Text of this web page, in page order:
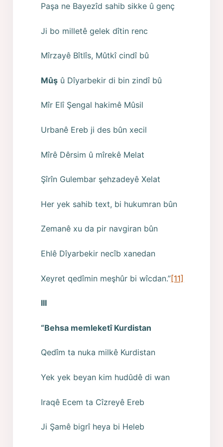
Paşa ne Bayezîd sahib sikke û genç
Ji bo milletê gelek dîtin renc
Mîrzayê Bîtlîs, Mûtkî cindî bû
Mûş û Dîyarbekir di bin zindî bû
Mîr Elî Şengal hakimê Mûsil
Urbanê Ereb ji des bûn xecil
Mîrê Dêrsim û mîrekê Melat
Şîrîn Gulembar şehzadeyê Xelat
Her yek sahib text, bi hukumran bûn
Zemanê xu da pir navgiran bûn
Ehlê Dîyarbekir necîb xanedan
Xeyret qedîmin meşhûr bi wîcdan.”[11]
III
“Behsa memleketî Kurdistan
Qedîm ta nuka milkê Kurdistan
Yek yek beyan kim hudûdê di wan
Iraqê Ecem ta Cîzreyê Ereb
Ji Şamê bigrî heya bi Heleb